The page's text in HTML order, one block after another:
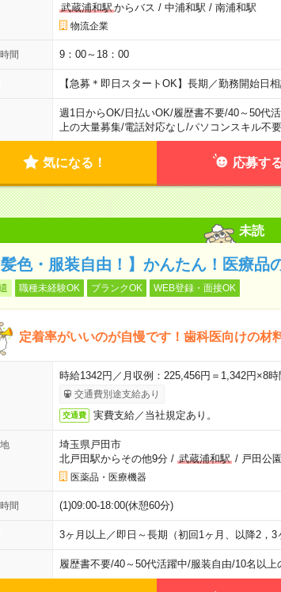
武蔵浦和駅からバス / 中浦和駅 / 南浦和駅
物流企業
間 9：00～18：00
【急募＊即日スタートOK】長期／勤務開始日相
週1日からOK/日払いOK/履歴書不要/40～50代
上の大量募集/電話対応なし/パソコンスキル不要
気になる！ 応募す
未読
髪色・服装自由！】かんたん！医療品
職種未経験OK ブランクOK WEB登録・面接OK
定着率がいいのが自慢です！歯科医向けの材
時給1342円／月収例：225,456円＝1,342円×8
交通費別途支給あり
交通費 実費支給／当社規定あり。
埼玉県戸田市
北戸田駅からその他9分/ 武蔵浦和駅/ 戸田公
医薬品・医療機器
間 (1)09:00-18:00(休憩60分)
3ヶ月以上／即日～長期（初回1ヶ月、以降2，3
履歴書不要/40～50代活躍中/服装自由/10名以上